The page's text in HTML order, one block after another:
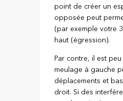
point de créer un
opposée peut
(par exemple votre
haut (égression).
Par contre, il est
meulage à gauche
déplacements et
droit. Si des